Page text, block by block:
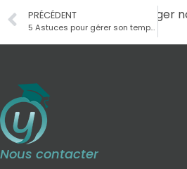
PRÉCÉDENT
5 Astuces pour gérer son temps en formation à distance
Cybersécurité : protéger
Nous contacter